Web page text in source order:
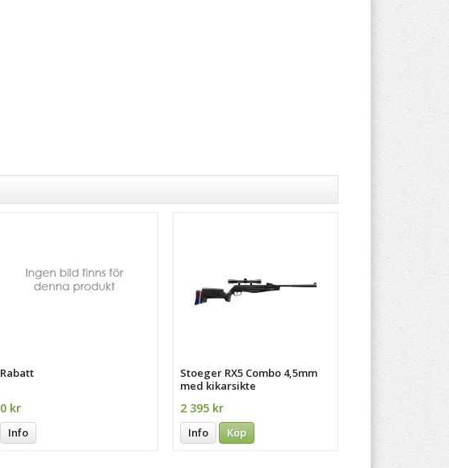
Rabatt
0 kr
Info
Stoeger RX5 Combo 4,5mm
med kikarsikte
2 395 kr
Info Köp